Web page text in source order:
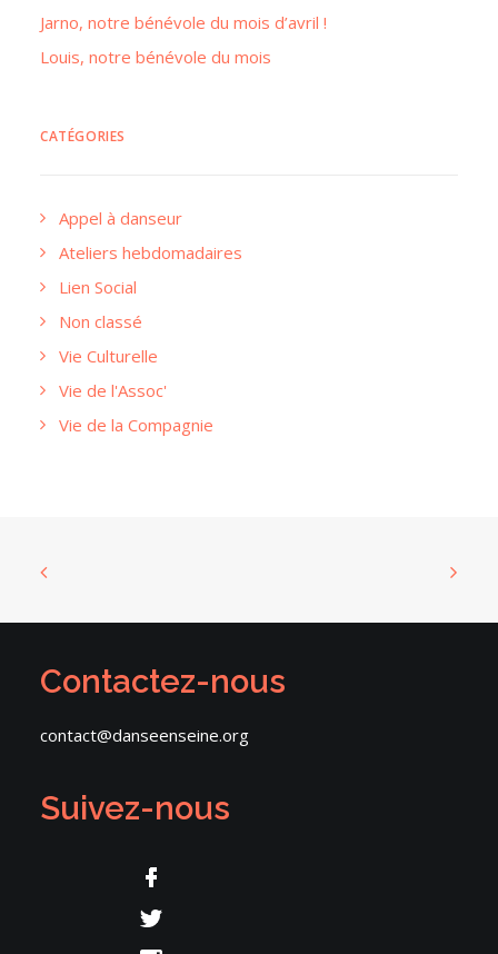
Jarno, notre bénévole du mois d’avril !
Louis, notre bénévole du mois
CATÉGORIES
Appel à danseur
Ateliers hebdomadaires
Lien Social
Non classé
Vie Culturelle
Vie de l'Assoc'
Vie de la Compagnie
Contactez-nous
contact@danseenseine.org
Suivez-nous